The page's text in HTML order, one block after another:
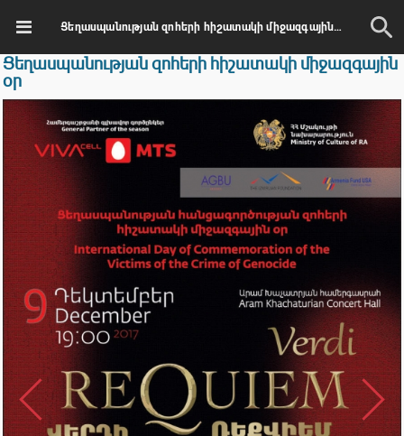
Ցեղասպանության զոհերի հիշատակի միջազգային օր
Ցեղասպանության զոհերի հիշատակի միջազգային
օր